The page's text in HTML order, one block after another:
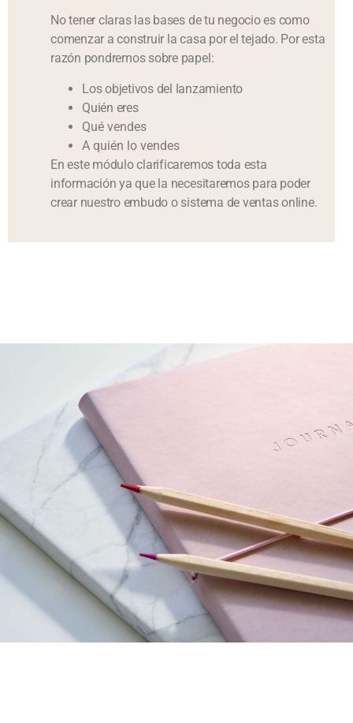
No tener claras las bases de tu negocio es como
comenzar a construir la casa por el tejado. Por esta
razón pondremos sobre papel:
Los objetivos del lanzamiento
Quién eres
Qué vendes
A quién lo vendes
En este módulo clarificaremos toda esta
información ya que la necesitaremos para poder
crear nuestro embudo o sistema de ventas online.